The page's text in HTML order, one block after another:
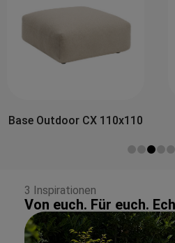
Side&Back Outdoor A
3 Inspirationen
Von euch. Für euch.